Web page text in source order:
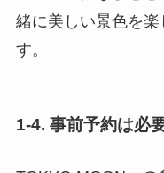
緒に美しい景色を
す。
1-4. 事前予約は必